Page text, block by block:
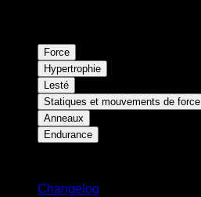
Force
Hypertrophie
Lesté
Statiques et mouvements de force
Anneaux
Endurance
Changelog